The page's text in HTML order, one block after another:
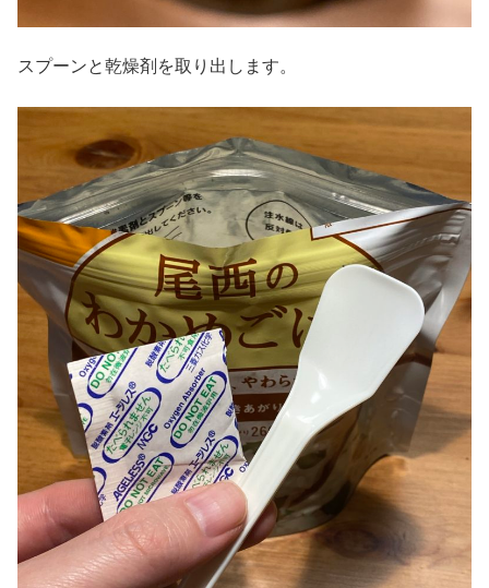
スプーンと乾燥剤を取り出します。